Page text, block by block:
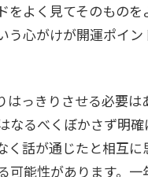
をよく見てそのものを
う心がけが開運ポイン
はっきりさせる必要は
なるべくぼかさず明
く話が通じたと相互に
可能性があります。一